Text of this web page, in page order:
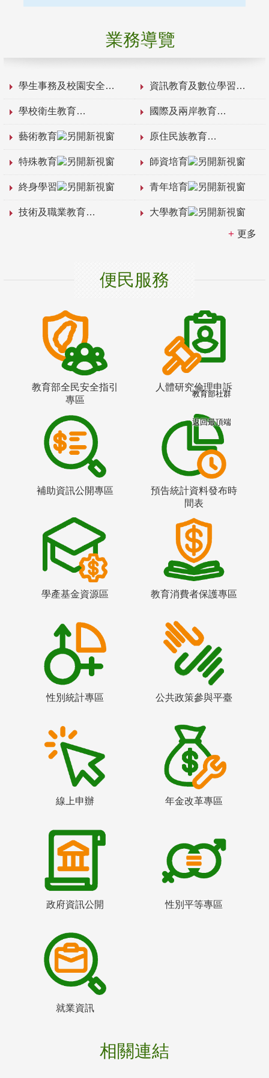
業務導覽
學生事務及校園安全 資訊教育及數位學習
學校衛生教育 國際及兩岸教育
藝術教育 原住民族教育
特殊教育 師資培育
終身學習 青年培育
技術及職業教育 大學教育
更多
便民服務
教育部全民安全指引
專區
人體研究倫理申訴
補助資訊公開專區
預告統計資料發布時
間表
學產基金資源區 教育消費者保護專區
性別統計專區 公共政策參與平臺
線上申辦 年金改革專區
政府資訊公開 性別平等專區
就業資訊
相關連結
教育部社群
返回最頂端